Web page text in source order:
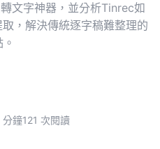
文字神器，並分析Tinrec如
，解決傳統逐字稿難整理的
分鐘121 次閱讀